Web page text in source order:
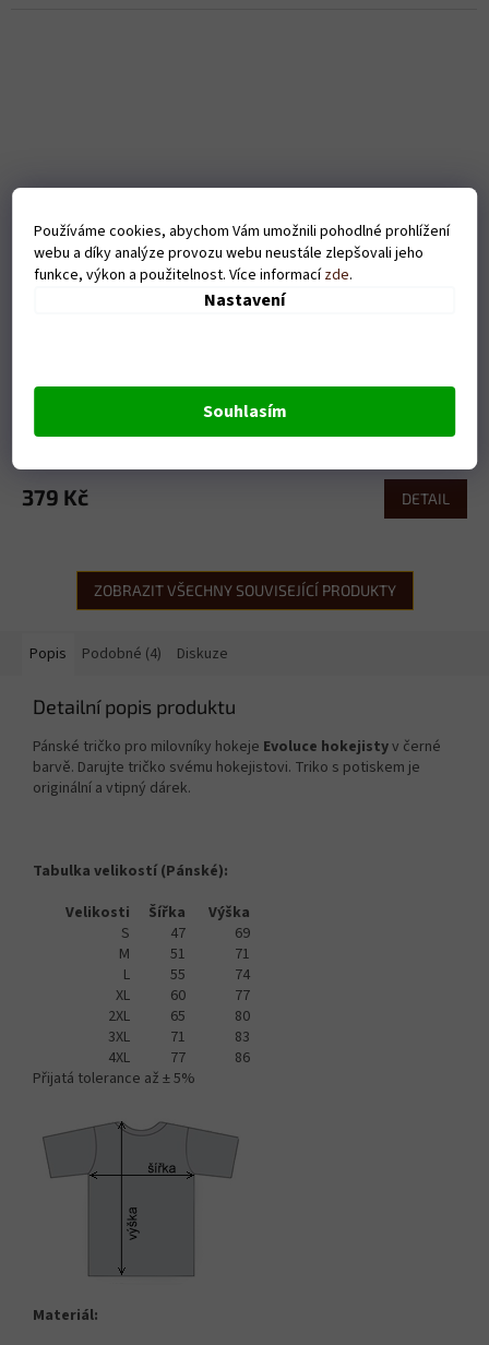
Používáme cookies, abychom Vám umožnili pohodlné prohlížení
webu a díky analýze provozu webu neustále zlepšovali jeho
funkce, výkon a použitelnost. Více informacízde.
Nastavení
Souhlasím
379 Kč DETAIL
ZOBRAZIT VŠECHNY SOUVISEJÍCÍ PRODUKTY
Popis Podobné (4) Diskuze
Detailní popis produktu
Pánské tričko pro milovníky hokeje Evoluce hokejistyv černé
barvě. Darujte tričko svému hokejistovi. Triko s potiskem je
originální a vtipný dárek.
Tabulka velikostí (Pánské):
Velikosti
Šířka
Výška
S
47
69
M
51
71
L
55
74
XL
60
77
2XL
65
80
3XL
71
83
4XL
77
86
Přijatá tolerance až ± 5%
Materiál: